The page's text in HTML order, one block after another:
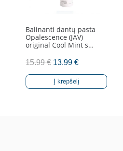
Balinanti dantų pasta
Opalescence (JAV)
original Cool Mint s…
15.99€ Original
price
was:
13.99€Current
price
is:
Į krepšelį